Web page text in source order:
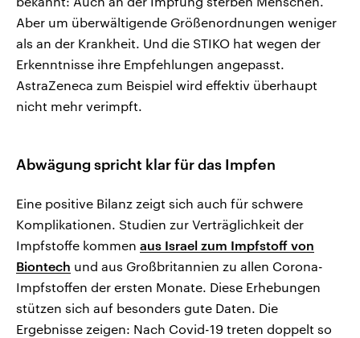
Aber um überwältigende Größenordnungen weniger
als an der Krankheit. Und die STIKO hat wegen der
Erkenntnisse ihre Empfehlungen angepasst.
AstraZeneca zum Beispiel wird effektiv überhaupt
nicht mehr verimpft.
Abwägung spricht klar für das Impfen
Eine positive Bilanz zeigt sich auch für schwere
Komplikationen. Studien zur Verträglichkeit der
Impfstoffe kommen aus Israel zum Impfstoff von
Biontech und aus Großbritannien zu allen Corona-
Impfstoffen der ersten Monate. Diese Erhebungen
stützen sich auf besonders gute Daten. Die
Ergebnisse zeigen: Nach Covid-19 treten doppelt so